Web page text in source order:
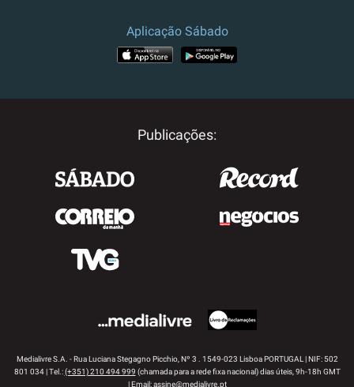
Aplicação Sábado
Publicações:
Medialivre S.A. - Rua Luciana Stegagno Picchio, Nº 3 . 1549-023 Lisboa PORTUGAL | NIF: 502
801 034 | Tel.:(+351) 210 494 999 (chamada para a rede fixa nacional) dias úteis, 9h-18h GMT
| Email:assine@medialivre.pt